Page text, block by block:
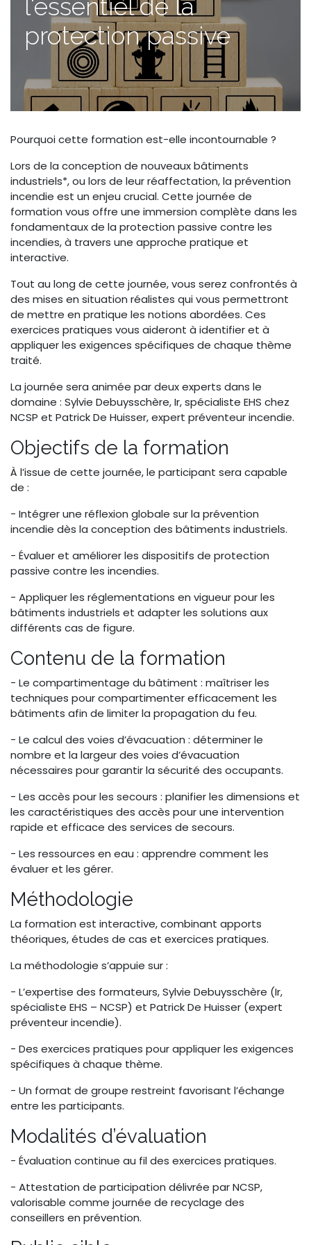
l'essentiel de la
protection passive
Pourquoi cette formation est-elle incontournable ?
Lors de la conception de nouveaux bâtiments
industriels*, ou lors de leur réaffectation, la prévention
incendie est un enjeu crucial. Cette journée de
formation vous offre une immersion complète dans les
fondamentaux de la protection passive contre les
incendies, à travers une approche pratique et
interactive.
Tout au long de cette journée, vous serez confrontés à
des mises en situation réalistes qui vous permettront
de mettre en pratique les notions abordées. Ces
exercices pratiques vous aideront à identifier et à
appliquer les exigences spécifiques de chaque thème
traité.
La journée sera animée par deux experts dans le
domaine : Sylvie Debuysschère, Ir, spécialiste EHS chez
NCSP et Patrick De Huisser, expert préventeur incendie.
Objectifs de la formation
À l’issue de cette journée, le participant sera capable
de :
- Intégrer une réflexion globale sur la prévention
incendie dès la conception des bâtiments industriels.
- Évaluer et améliorer les dispositifs de protection
passive contre les incendies.
- Appliquer les réglementations en vigueur pour les
bâtiments industriels et adapter les solutions aux
différents cas de figure.
Contenu de la formation
- Le compartimentage du bâtiment : maîtriser les
techniques pour compartimenter efficacement les
bâtiments afin de limiter la propagation du feu.
- Le calcul des voies d’évacuation : déterminer le
nombre et la largeur des voies d’évacuation
nécessaires pour garantir la sécurité des occupants.
- Les accès pour les secours : planifier les dimensions et
les caractéristiques des accès pour une intervention
rapide et efficace des services de secours.
- Les ressources en eau : apprendre comment les
évaluer et les gérer.
Méthodologie
La formation est interactive, combinant apports
théoriques, études de cas et exercices pratiques.
La méthodologie s’appuie sur :
- L’expertise des formateurs, Sylvie Debuysschère (Ir,
spécialiste EHS – NCSP) et Patrick De Huisser (expert
préventeur incendie).
- Des exercices pratiques pour appliquer les exigences
spécifiques à chaque thème.
- Un format de groupe restreint favorisant l’échange
entre les participants.
Modalités d’évaluation
- Évaluation continue au fil des exercices pratiques.
- Attestation de participation délivrée par NCSP,
valorisable comme journée de recyclage des
conseillers en prévention.